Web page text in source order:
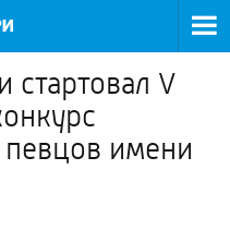
стартовал V
имени